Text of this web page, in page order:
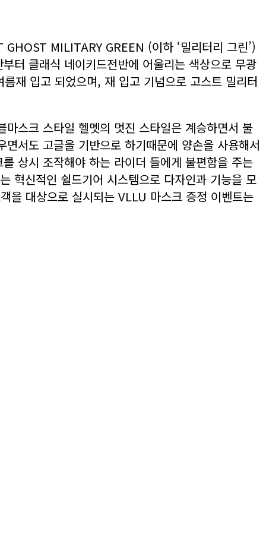
MILITARY GREEN (이하 ‘밀리터리 그린’)
터 클래식 네이키드전반에 어울리는 색상으로 무광
재 입고 되었으며, 재 입고 기념으로 고스트 밀리터
스크 스타일 헬멧의 멋진 스타일은 계승하면서 불
서도 고글을 기반으로 하기때문에 양손을 사용해서
상시 조작해야 하는 라이더 들에게 불편함을 주는
혁신적인 쉴드기어 시스템으로 다자인과 기능을 모
을 대상으로 실시되는 VLLU 마스크 증정 이벤트는